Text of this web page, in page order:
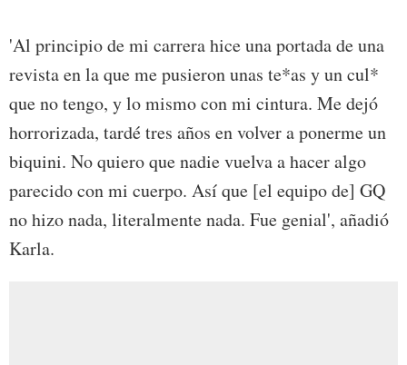
'Al principio de mi carrera hice una portada de una
revista en la que me pusieron unas te*as y un cul*
que no tengo, y lo mismo con mi cintura. Me dejó
horrorizada, tardé tres años en volver a ponerme un
biquini. No quiero que nadie vuelva a hacer algo
parecido con mi cuerpo. Así que [el equipo de] GQ
no hizo nada, literalmente nada. Fue genial', añadió
Karla.